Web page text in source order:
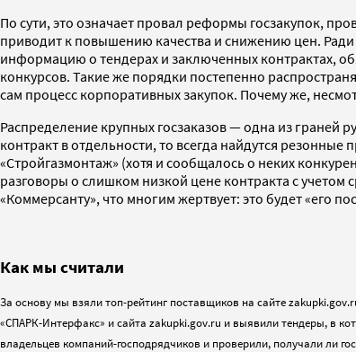
По сути, это означает провал реформы госзакупок,
приводит к повышению качества и снижению цен.
информацию о тендерах и заключенных контрактах,
конкурсов. Такие же порядки постепенно
сам процесс корпоративных закупок. Почему же,
Распределение крупных госзаказов — одна из граней
контракт в отдельности, то всегда найдутся
«Стройгазмонтаж» (хотя и сообщалось о неких
разговоры о слишком низкой цене контракта с учетом
«Коммерсанту», что многим жертвует: это будет «его
Как мы считали
За основу мы взяли топ-рейтинг поставщиков на сайте
«СПАРК-Интерфакс» и сайта zakupki.gov.ru и выявили тендеры, в
владельцев компаний-господрядчиков и проверили, получали ли